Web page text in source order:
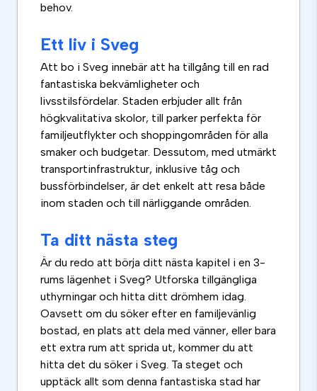
behov.
Ett liv i Sveg
Att bo i Sveg innebär att ha tillgång till en rad
fantastiska bekvämligheter och
livsstilsfördelar. Staden erbjuder allt från
högkvalitativa skolor, till parker perfekta för
familjeutflykter och shoppingområden för alla
smaker och budgetar. Dessutom, med utmärkt
transportinfrastruktur, inklusive tåg och
bussförbindelser, är det enkelt att resa både
inom staden och till närliggande områden.
Ta ditt nästa steg
Är du redo att börja ditt nästa kapitel i en 3-
rums lägenhet i Sveg? Utforska tillgängliga
uthyrningar och hitta ditt drömhem idag.
Oavsett om du söker efter en familjevänlig
bostad, en plats att dela med vänner, eller bara
ett extra rum att sprida ut, kommer du att
hitta det du söker i Sveg. Ta steget och
upptäck allt som denna fantastiska stad har